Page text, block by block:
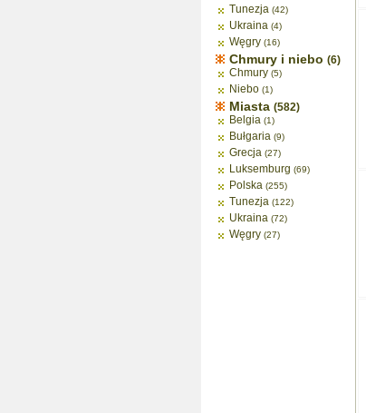
Tunezja (42)
Ukraina (4)
Węgry (16)
Chmury i niebo (6)
Chmury (5)
Niebo (1)
Miasta (582)
Belgia (1)
Bułgaria (9)
Grecja (27)
Luksemburg (69)
Polska (255)
Tunezja (122)
Ukraina (72)
Węgry (27)